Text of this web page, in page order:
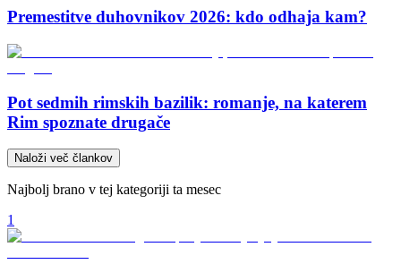
Premestitve duhovnikov 2026: kdo odhaja kam?
Pot sedmih rimskih bazilik: romanje, na katerem
Rim spoznate drugače
Naloži več člankov
Najbolj brano v tej kategoriji ta mesec
1